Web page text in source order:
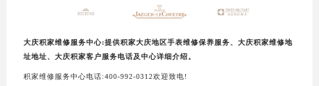
大庆积家维修服务中心:提供积家大庆地区手表维修保养服务、大庆积家维修地
址地址、大庆积家客户服务电话及中心详细介绍。
积家维修服务中心电话:400-992-0312欢迎致电!